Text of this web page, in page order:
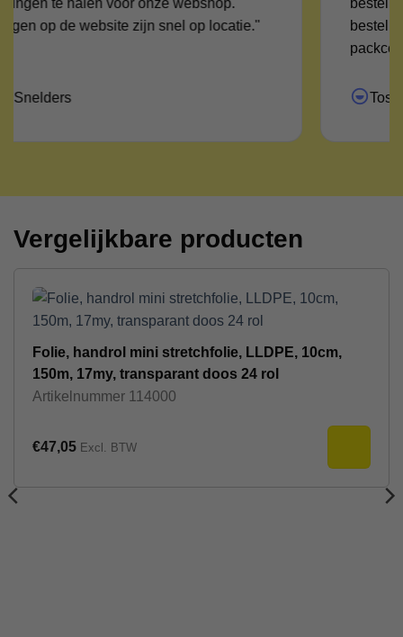
bestelling afgeleverd Maar de medewerker van
dank !"Tosca
Vergelijkbare producten
Folie, handrol mini stretchfolie, LLDPE, 10cm,
150m, 17my, transparant doos 24 rol
Artikelnummer 114000
€47,05 Excl. BTW